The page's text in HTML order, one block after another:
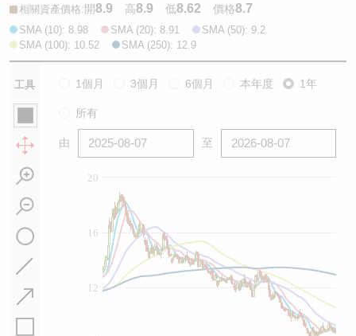
相關資產價格:開8.9 高8.9 低8.62 價格8.7
SMA (10): 8.98 SMA (20): 8.91
SMA (50): 9.2
SMA (100): 10.52
SMA (250): 12.9
工具 1個月 3個月 6個月 本年度 1年
所有
由 至
12
16
20